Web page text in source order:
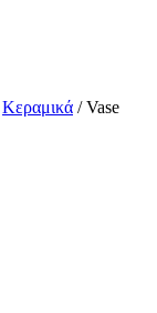
Κεραμικά / Vase